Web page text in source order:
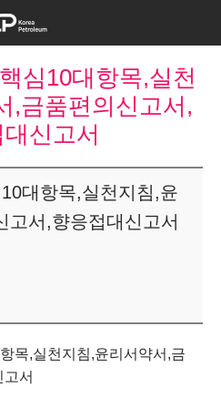
심10대항목,실천
,금품편의신고서,
신고서
대항목,실천지침,윤
고서,향응접대신고서
목,실천지침,윤리서약서,금
서